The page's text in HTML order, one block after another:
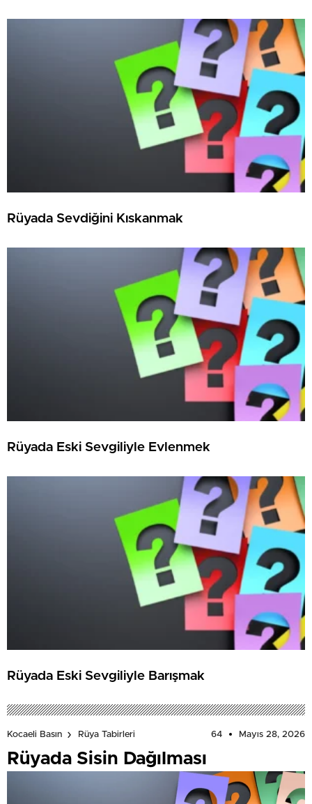
Rüyada Sevdiğini Kıskanmak
Rüyada Eski Sevgiliyle Evlenmek
Rüyada Eski Sevgiliyle Barışmak
Kocaeli Basın Rüya Tabirleri 64 Mayıs 28, 2026
Rüyada Sisin Dağılması